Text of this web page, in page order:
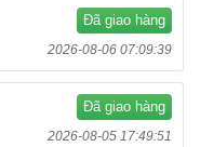
Đã giao hàng
2026-08-06 07:09:39
Đã giao hàng
2026-08-05 17:49:51